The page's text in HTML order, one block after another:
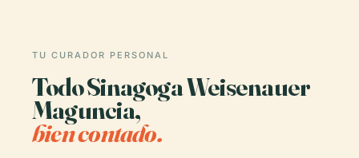
TU CURADOR PERSONAL
Todo Sinagoga Weisenauer
Maguncia,
bien contado.